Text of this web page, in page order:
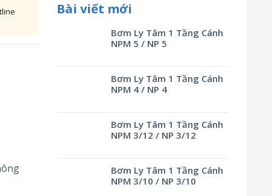
Bài viết mới
Bơm Ly Tâm 1 Tầng Cánh
NPM 5 / NP 5
Bơm Ly Tâm 1 Tầng Cánh
NPM 4 / NP 4
Bơm Ly Tâm 1 Tầng Cánh
NPM 3/12 / NP 3/12
Bơm Ly Tâm 1 Tầng Cánh
NPM 3/10 / NP 3/10